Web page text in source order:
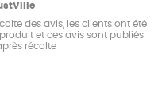
des avis, les clients ont été
et ces avis sont publiés
récolte